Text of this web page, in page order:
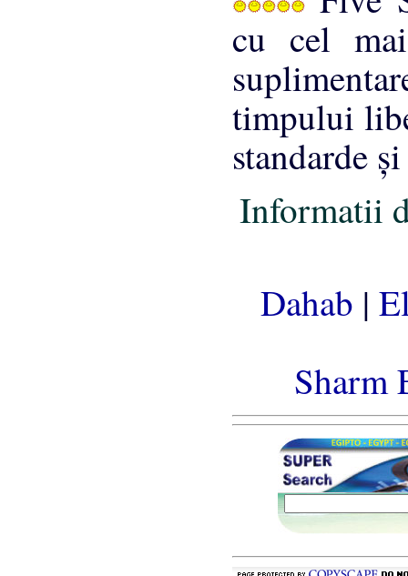
cu cel
timpului
standarde
Informatii
Dahab |
Sharm